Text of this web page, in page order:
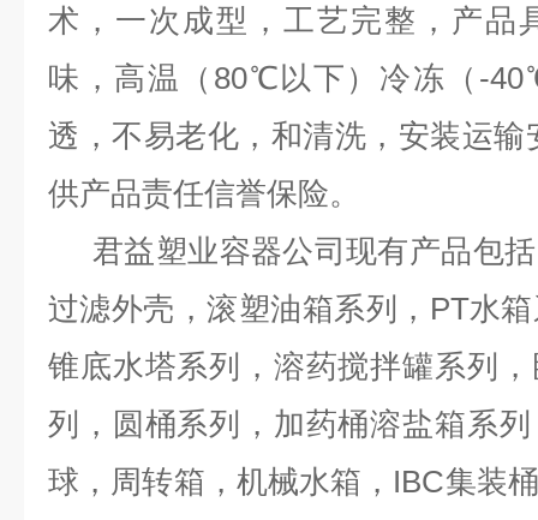
术，一次成型，工艺完整，产品
味，高温（80℃以下）冷冻（-
透，不易老化，和清洗，安装运
供产品责任信誉保险。
君益塑业容器公司现有产品包
过滤外壳，滚塑油箱系列，PT水
锥底水塔系列，溶药搅拌罐系列
列，圆桶系列，加药桶溶盐箱系
球，周转箱，机械水箱，IBC集装